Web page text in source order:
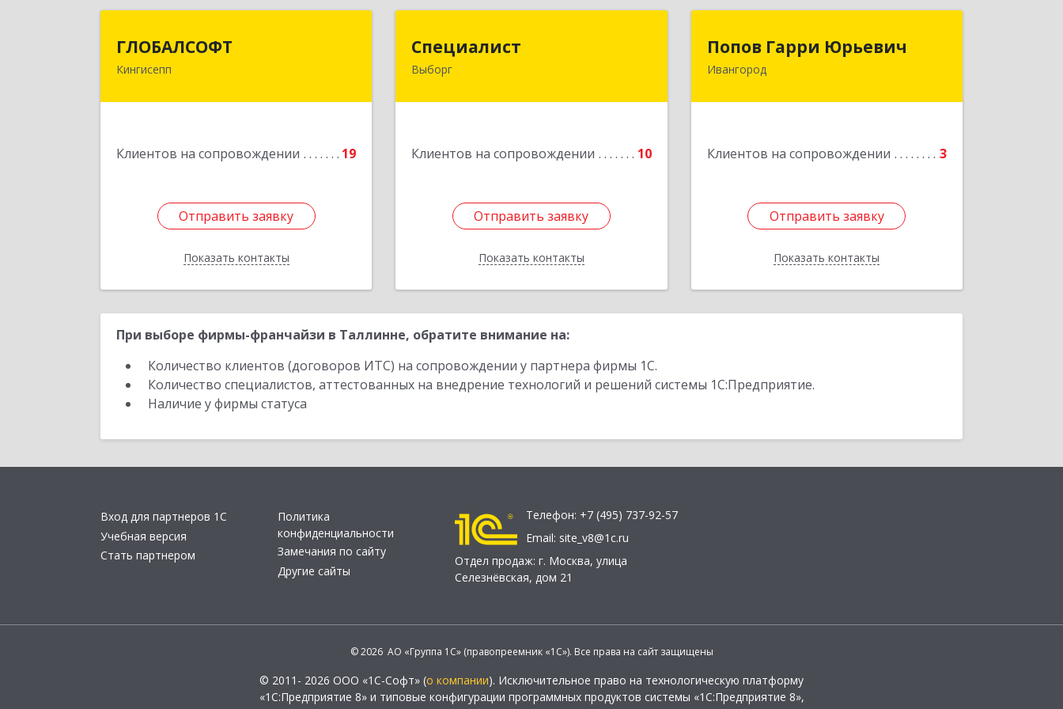
ГЛОБАЛСОФТ
Кингисепп
Клиентов на сопровождении 19
Отправить заявку
Показать контакты
Подробнее
Отправить заявку
Назад
Специалист
Выборг
Клиентов на сопровождении 10
Отправить заявку
Показать контакты
Подробнее
Отправить заявку
Назад
Попов Гарри Юрьевич
Ивангород
Клиентов на сопровождении 3
Отправить заявку
Показать контакты
Отправить заявку
Назад
При выборе фирмы-франчайзи в Таллинне, обратите внимание на:
Количество клиентов (договоров ИТС) на сопровождении у партнера фирмы 1С.
Количество специалистов, аттестованных на внедрение технологий и решений системы 1С:Предприятие.
Наличие у фирмы статуса
Вход для партнеров 1С
Учебная версия
Стать партнером
Политика
конфиденциальности
Замечания по сайту
Другие сайты
Телефон: +7 (495) 737-92-57
Email: site_v8@1c.ru
Отдел продаж: г. Москва, улица
Селезнёвская, дом 21
© 2026 АО «Группа 1С» (правопреемник «1С»). Все права на сайт защищены
© 2011- 2026 ООО «1С-Софт» (о компании). Исключительное право на технологическую платформу
«1С:Предприятие 8» и типовые конфигурации программных продуктов системы «1С:Предприятие 8»,